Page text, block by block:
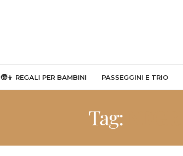
🧒👦 REGALI PER BAMBINI PASSEGGINI E TRIO
Tag: